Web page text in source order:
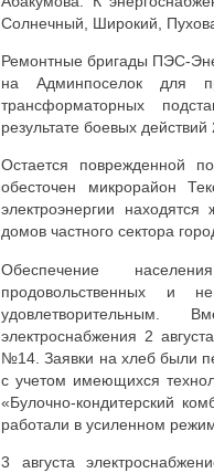
Солнечный, Широкий,
Ремонтные бригады ПЭС-
на Админпоселок для
трансформаторных
результате боевых
Остается поврежденной
обесточен микрорайон
электроэнергии
домов частного сектора
Обеспечение
продовольственных и
электроснабжения 2
№14. Заявки на хлеб были
с учетом имеющихся
«Булочно-кондитерский
работали в усиленном
3 августа